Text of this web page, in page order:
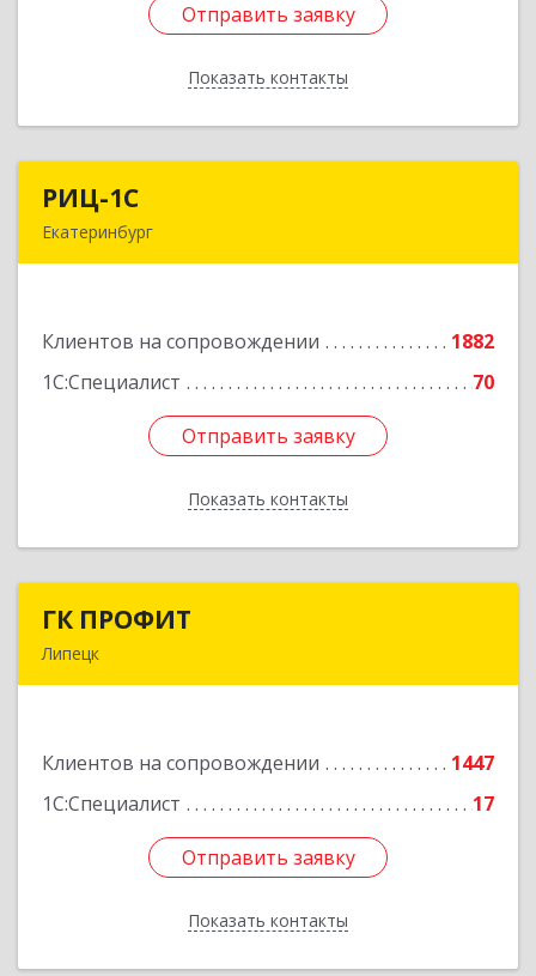
Отправить заявку
Показать контакты
Отправить заявку
Назад
РИЦ-1С
Екатеринбург
Клиентов на сопровождении
1882
1С:Специалист
70
Отправить заявку
Показать контакты
Подробнее
Отправить заявку
Назад
ГК ПРОФИТ
Липецк
Клиентов на сопровождении
1447
1С:Специалист
17
Отправить заявку
Показать контакты
Подробнее
Отправить заявку
Назад